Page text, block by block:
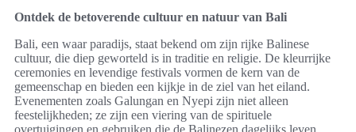
Ontdek de betoverende cultuur en natuur van Bali
Bali, een waar paradijs, staat bekend om zijn rijke Balinese
cultuur, die diep geworteld is in traditie en religie. De kleurrijke
ceremonies en levendige festivals vormen de kern van de
gemeenschap en bieden een kijkje in de ziel van het eiland.
Evenementen zoals Galungan en Nyepi zijn niet alleen
feestelijkheden; ze zijn een viering van de spirituele